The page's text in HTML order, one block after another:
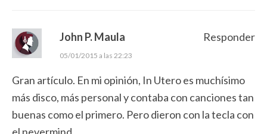
John P. Maula
05/01/2015 a las 22:23
Gran artículo. En mi opinión, In Utero es muchísimo
más disco, más personal y contaba con canciones tan
buenas como el primero. Pero dieron con la tecla con
Responder